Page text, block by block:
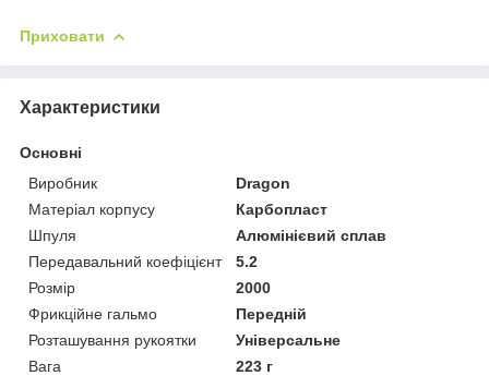
Приховати
Характеристики
Основні
Виробник
Dragon
Матеріал корпусу
Карбопласт
Шпуля
Алюмінієвий сплав
Передавальний коефіцієнт
5.2
Розмір
2000
Фрикційне гальмо
Передній
Розташування рукоятки
Універсальне
Вага
223 г